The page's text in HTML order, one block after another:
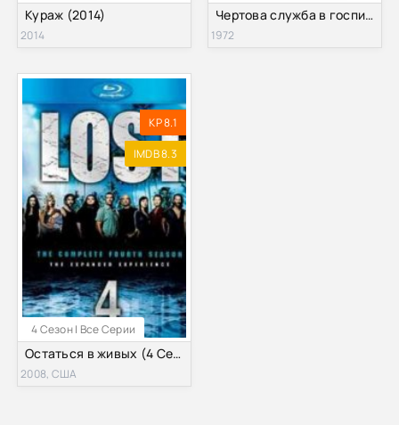
Кураж (2014)
2014
Чертова служба в госпитале Мэш (1972-1983)
1972
4 Сезон | Все Серии
KP 8.1
IMDB 8.3
Остаться в живых (4 Сезон)
2008, США